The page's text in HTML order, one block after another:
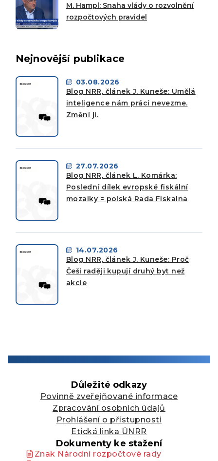
M. Hampl: Snaha vlády o rozvolnění
rozpočtových pravidel
Nejnovější publikace
03.08.2026
Blog NRR, článek J. Kuneše: Umělá
inteligence nám práci nevezme.
Změní ji.
27.07.2026
Blog NRR, článek L. Komárka:
Poslední dílek evropské fiskální
mozaiky = polská Rada Fiskalna
14.07.2026
Blog NRR, článek J. Kuneše: Proč
Češi raději kupují druhý byt než
akcie
Důležité odkazy
Povinně zveřejňované informace
Zpracování osobních údajů
Prohlášení o přístupnosti
Etická linka ÚNRR
Dokumenty ke stažení
Znak Národní rozpočtové rady